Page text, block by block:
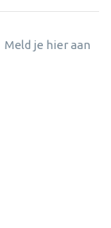
Meld je hier aan